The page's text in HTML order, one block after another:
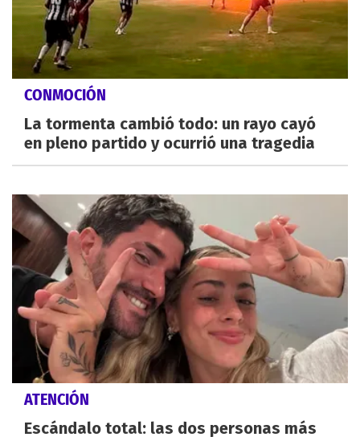
CONMOCIÓN
La tormenta cambió todo: un rayo cayó
en pleno partido y ocurrió una tragedia
ATENCIÓN
Escándalo total: las dos personas más